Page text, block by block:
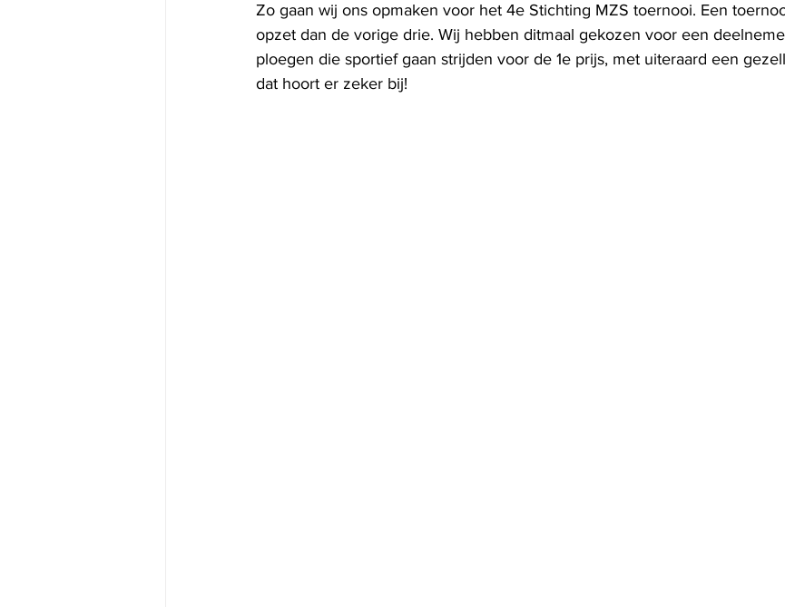
Zo gaan wij ons opmaken voor het 4e Stichting MZS toernooi. Een
opzet dan de vorige drie. Wij hebben ditmaal gekozen voor een
ploegen die sportief gaan strijden voor de 1e prijs, met uiteraard een
dat hoort er zeker bij!